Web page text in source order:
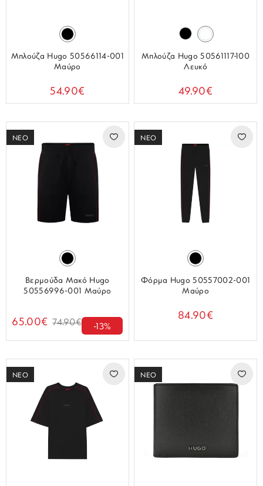
Μπλούζα Hugo 50566114-001
Μαύρο
54.90€
Μπλούζα Hugo 50561117-100
Λευκό
49.90€
ΝΕΟ
Βερμούδα Μακό Hugo
50556996-001 Μαύρο
65.00€ 74.90€ -13%
ΝΕΟ
Φόρμα Hugo 50557002-001
Μαύρο
84.90€
ΝΕΟ ΝΕΟ